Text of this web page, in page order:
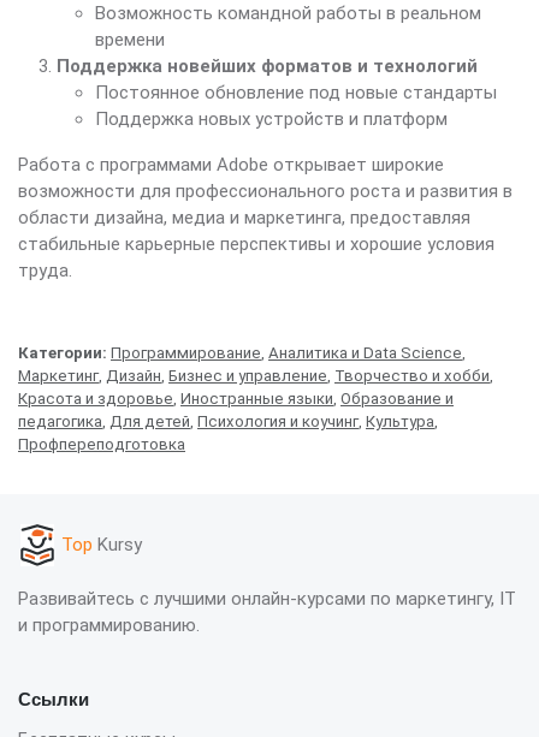
Возможность командной работы в реальном
времени
Поддержка новейших форматов и технологий
Постоянное обновление под новые стандарты
Поддержка новых устройств и платформ
Работа с программами Adobe открывает широкие
возможности для профессионального роста и развития в
области дизайна, медиа и маркетинга, предоставляя
стабильные карьерные перспективы и хорошие условия
труда.
Категории: Программирование Аналитика и Data Science
Маркетинг, Дизайн Бизнес и управление Творчество и хобби
Красота и здоровье Иностранные языки Образование и
педагогика Для детей Психология и коучинг, Культура
Профпереподготовка
Top Kursy
Развивайтесь с лучшими онлайн-курсами по маркетингу, IT
и программированию.
Ссылки